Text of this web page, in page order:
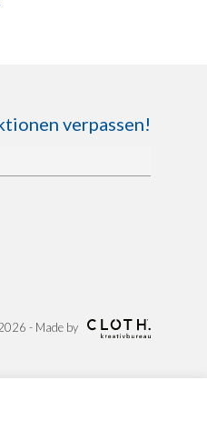
verpassen!
- Made by